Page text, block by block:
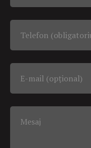
Telefon
E-mail (opțional)
Mesaj